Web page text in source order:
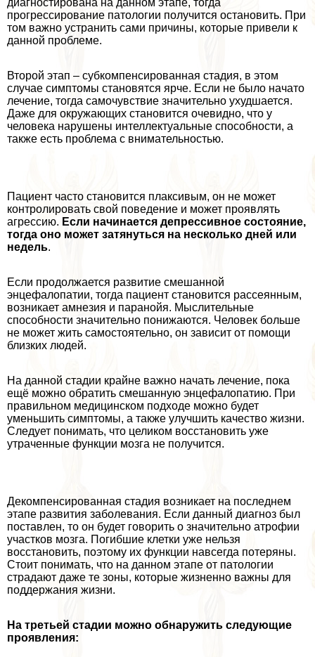
диагностирована на данном этапе, тогда
прогрессирование патологии получится остановить. При
том важно устранить сами причины, которые привели к
данной проблеме.
Второй этап – субкомпенсированная стадия, в этом
случае симптомы становятся ярче. Если не было начато
лечение, тогда самочувствие значительно ухудшается.
Даже для окружающих становится очевидно, что у
человека нарушены интеллектуальные способности, а
также есть проблема с внимательностью.
Пациент часто становится плаксивым, он не может
контролировать свой поведение и может проявлять
агрессию. Если начинается депрессивное состояние,
тогда оно может затянуться на несколько дней или
недель.
Если продолжается развитие смешанной
энцефалопатии, тогда пациент становится рассеянным,
возникает амнезия и паранойя. Мыслительные
способности значительно понижаются. Человек больше
не может жить самостоятельно, он зависит от помощи
близких людей.
На данной стадии крайне важно начать лечение, пока
ещё можно обратить смешанную энцефалопатию. При
правильном медицинском подходе можно будет
уменьшить симптомы, а также улучшить качество жизни.
Следует понимать, что целиком восстановить уже
утраченные функции мозга не получится.
Декомпенсированная стадия возникает на последнем
этапе развития заболевания. Если данный диагноз был
поставлен, то он будет говорить о значительно атрофии
участков мозга. Погибшие клетки уже нельзя
восстановить, поэтому их функции навсегда потеряны.
Стоит понимать, что на данном этапе от патологии
страдают даже те зоны, которые жизненно важны для
поддержания жизни.
На третьей стадии можно обнаружить следующие
проявления: